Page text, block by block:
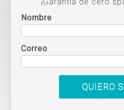
Nombre
Correo